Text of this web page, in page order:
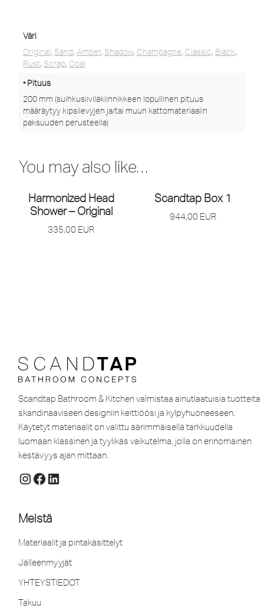
Väri
Original, Sand, Amber, Shadow, Champagne, Classic, Black,
Rust, Scrap, Coal
• Pituus
200 mm (suihkusiiviläkiinnikkeen lopullinen pituus
määräytyy kipsilevyjen ja/tai muun kattomateriaalin
paksuuden perusteella)
You may also like…
Harmonized Head
Shower – Original
335,00 EUR
Scandtap Box 1
944,00 EUR
Scandtap Bathroom & Kitchen valmistaa ainutlaatuisia tuotteita
skandinaaviseen designiin keittiöösi ja kylpyhuoneeseen.
Käytetyt materiaalit on valittu äärimmäisellä tarkkuudella
luomaan klassinen ja tyylikäs vaikutelma, jolla on erinomainen
kestävyys ajan mittaan.
Meistä
Materiaalit ja pintakäsittelyt
Jälleenmyyjät
YHTEYSTIEDOT
Takuu